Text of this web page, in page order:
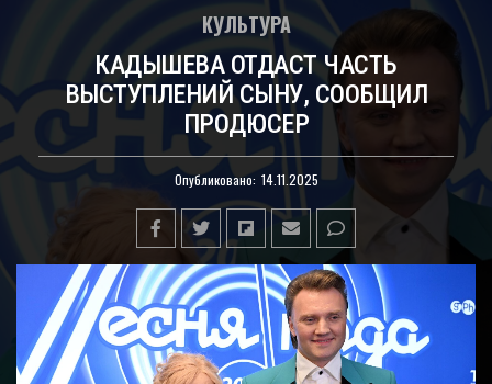
КУЛЬТУРА
КАДЫШЕВА ОТДАСТ ЧАСТЬ
ВЫСТУПЛЕНИЙ СЫНУ, СООБЩИЛ
ПРОДЮСЕР
Опубликовано: 14.11.2025